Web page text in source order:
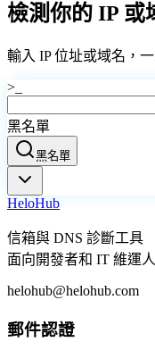
檢測你的 IP 或
輸入 IP 位址或域名，
>_
黑名單
黑名單
HeloHub
信箱與 DNS 診斷工具
面向開發者和 IT 維運
helohub@helohub.com
郵件認證